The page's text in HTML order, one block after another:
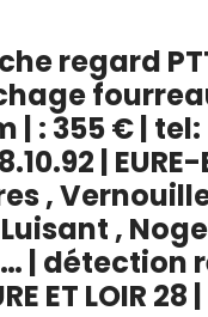
regard
| : 355 € | tel:
|
,
,
| détection
ET LOIR 28 |